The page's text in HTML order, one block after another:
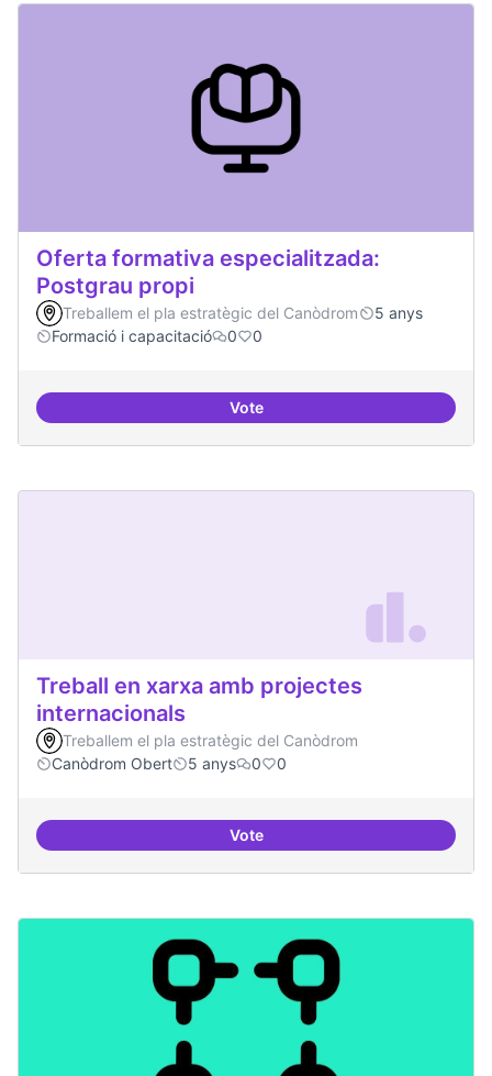
Oferta formativa especialitzada:
Postgrau propi
Treballem el pla estratègic del Canòdrom
5 anys
Formació i capacitació
0 0
VoteOferta formativa especialitzada:
Treball en xarxa amb projectes
internacionals
Treballem el pla estratègic del Canòdrom
Canòdrom Obert
5 anys 0 0
VoteTreball en xarxa amb projectes